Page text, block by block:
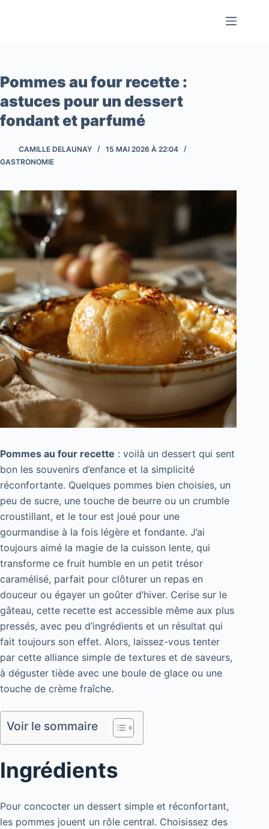
Pommes au four recette :
astuces pour un dessert
fondant et parfumé
CAMILLE DELAUNAY
15 MAI 2026 À 22:04
GASTRONOMIE
Pommes au four recette : voilà un dessert qui sent
bon les souvenirs d’enfance et la simplicité
réconfortante. Quelques pommes bien choisies, un
peu de sucre, une touche de beurre ou un crumble
croustillant, et le tour est joué pour une
gourmandise à la fois légère et fondante. J’ai
toujours aimé la magie de la cuisson lente, qui
transforme ce fruit humble en un petit trésor
caramélisé, parfait pour clôturer un repas en
douceur ou égayer un goûter d’hiver. Cerise sur le
gâteau, cette recette est accessible même aux plus
pressés, avec peu d’ingrédients et un résultat qui
fait toujours son effet. Alors, laissez-vous tenter
par cette alliance simple de textures et de saveurs,
à déguster tiède avec une boule de glace ou une
touche de crème fraîche.
Voir le sommaire
Ingrédients
Pour concocter un dessert simple et réconfortant,
les pommes jouent un rôle central. Choisissez des